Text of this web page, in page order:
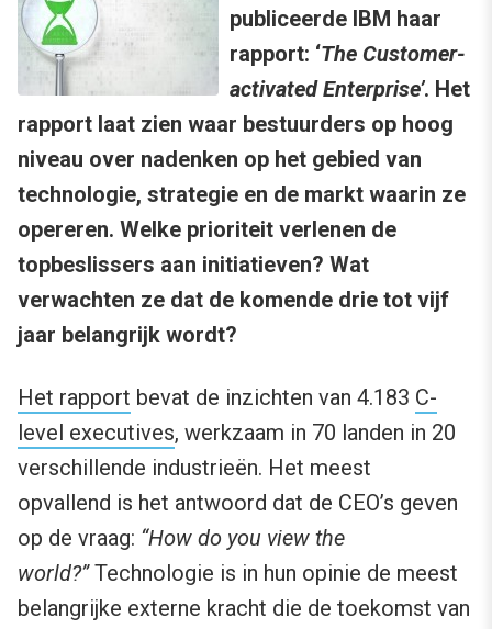
publiceerde IBM haar
rapport: ‘The Customer-
activated Enterprise’. Het
rapport laat zien waar bestuurders op hoog
niveau over nadenken op het gebied van
technologie, strategie en de markt waarin ze
opereren. Welke prioriteit verlenen de
topbeslissers aan initiatieven? Wat
verwachten ze dat de komende drie tot vijf
jaar belangrijk wordt?
Het rapport bevat de inzichten van 4.183 C-
level executives, werkzaam in 70 landen in 20
verschillende industrieën. Het meest
opvallend is het antwoord dat de CEO’s geven
op de vraag: “How do you view the
world?”Technologie is in hun opinie de meest
belangrijke externe kracht die de toekomst van